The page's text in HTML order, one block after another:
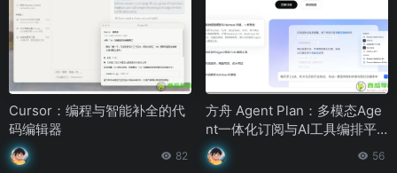
Cursor：编程与智能补全的代
码编辑器
82
方舟 Agent Plan：多模态Age
nt一体化订阅与AI工具编排平
台
56